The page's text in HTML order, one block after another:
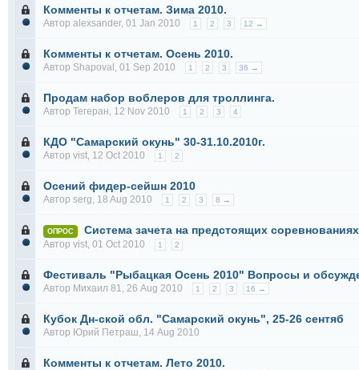
Комменты к отчетам. Зима 2010.
Автор alexsander, 01 Jan 2010 1 2 3 12 →
Комменты к отчетам. Осень 2010.
Автор Shapoval , 01 Sep 2010 1 2 3 36 →
Продам набор воблеров для троллинга.
Автор Тегеран, 12 Nov 2010 1 2 3 4
КДО "Самарский окунь" 30-31.10.2010г.
Автор vist, 12 Oct 2010 1 2
Осений фидер-сейшн 2010
Автор serg, 18 Aug 2010 1 2 3 8 →
ОПРОС Система зачета на предстоящих
Автор vist, 01 Oct 2010 1 2
Фестиваль "Рыбацкая Осень 2010" Вопросы и
Автор Михаил 81, 26 Aug 2010 1 2 3 16 →
Кубок Дн-ской обл. "Самарский окунь", 25-26 сентяб
Автор Юрий Петраш, 14 Aug 2010
Комменты к отчетам. Лето 2010.